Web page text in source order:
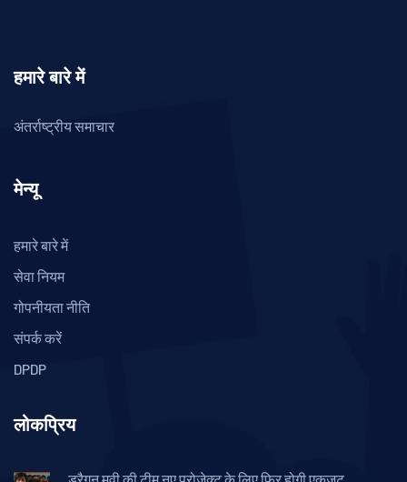
हमारे बारे में
अंतर्राष्ट्रीय समाचार
मेन्यू
हमारे बारे में
सेवा नियम
गोपनीयता नीति
संपर्क करें
DPDP
लोकप्रिय